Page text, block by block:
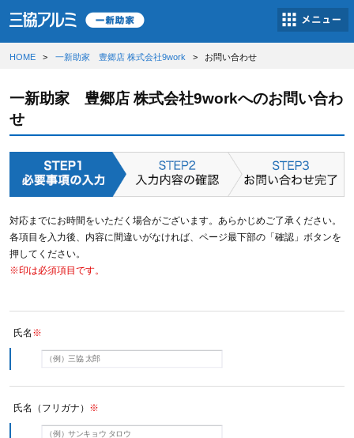
HOME 一新助家 豊郷店 株式会社9work お問い合わせ
一新助家 豊郷店 株式会社9workへのお問い合わ
せ
対応までにお時間をいただく場合がございます。あらかじめご了承ください。
各項目を入力後、内容に間違いがなければ、ページ最下部の「確認」ボタンを
押してください。
※印は必須項目です。
氏名 ※
氏名（フリガナ） ※